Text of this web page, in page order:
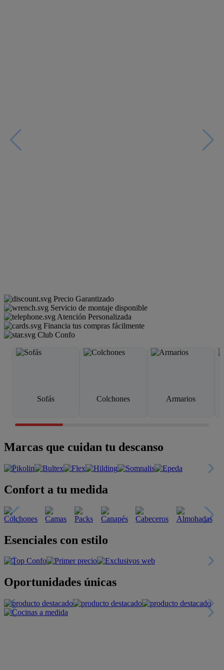
Precio Garantizado
Servicio de montaje disponible
Atención Personalizada
Financia tus compras fácilmente
Club Confo
Sofás Colchones Armarios
Marcas que cuidan tu descanso
Confort a tu medida
Esenciales con estilo
Oportunidades únicas